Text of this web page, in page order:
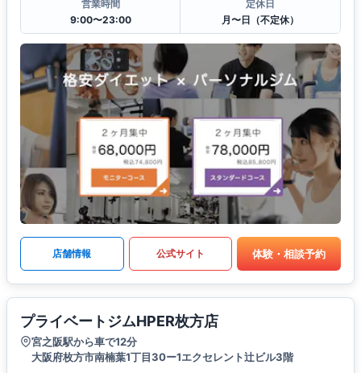
営業時間
9:00〜23:00
定休日
月〜日（不定休）
店舗情報 公式サイト 体験・相談予約
プライベートジムHPER枚方店
宮之阪駅から車で12分
大阪府枚方市南楠葉1丁目30ー1エクセレント辻ビル3階